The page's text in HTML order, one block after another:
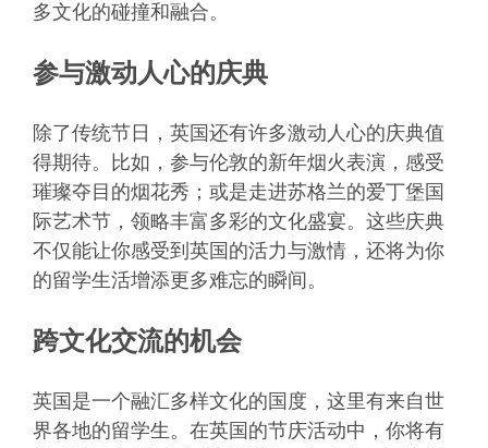
多文化的碰撞和融合。
参与激动人心的庆典
除了传统节日，英国还有许多激动人心的庆典值
得期待。比如，参与伦敦的新年烟火表演，感受
璀璨夺目的烟花秀；或是走进苏格兰的爱丁堡国
际艺术节，领略丰富多彩的文化盛宴。这些庆典
不仅能让你感受到英国的活力与激情，还将为你
的留学生活增添更多难忘的瞬间。
跨文化交流的机会
英国是一个融汇多样文化的国度，这里有来自世
界各地的留学生。在英国的节庆活动中，你将有